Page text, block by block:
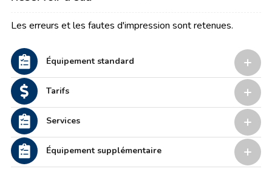
Les erreurs et les fautes d'impression sont retenues.
Équipement standard
Tarifs
Services
Équipement supplémentaire